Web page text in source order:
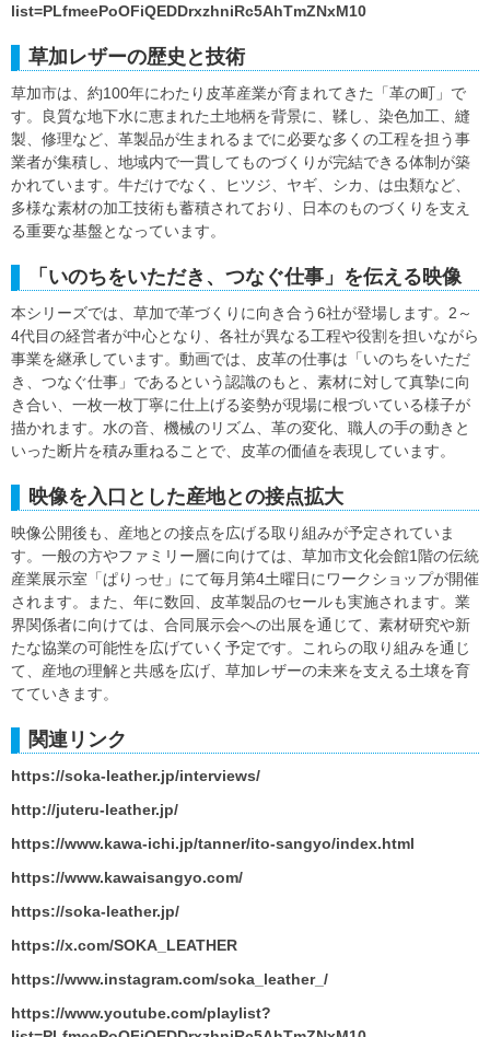
list=PLfmeePoOFiQEDDrxzhniRc5AhTmZNxM10
草加レザーの歴史と技術
草加市は、約100年にわたり皮革産業が育まれてきた「革の町」で
す。良質な地下水に恵まれた土地柄を背景に、鞣し、染色加工、縫
製、修理など、革製品が生まれるまでに必要な多くの工程を担う事
業者が集積し、地域内で一貫してものづくりが完結できる体制が築
かれています。牛だけでなく、ヒツジ、ヤギ、シカ、は虫類など、
多様な素材の加工技術も蓄積されており、日本のものづくりを支え
る重要な基盤となっています。
「いのちをいただき、つなぐ仕事」を伝える映像
本シリーズでは、草加で革づくりに向き合う6社が登場します。2～
4代目の経営者が中心となり、各社が異なる工程や役割を担いながら
事業を継承しています。動画では、皮革の仕事は「いのちをいただ
き、つなぐ仕事」であるという認識のもと、素材に対して真摯に向
き合い、一枚一枚丁寧に仕上げる姿勢が現場に根づいている様子が
描かれます。水の音、機械のリズム、革の変化、職人の手の動きと
いった断片を積み重ねることで、皮革の価値を表現しています。
映像を入口とした産地との接点拡大
映像公開後も、産地との接点を広げる取り組みが予定されていま
す。一般の方やファミリー層に向けては、草加市文化会館1階の伝統
産業展示室「ぱりっせ」にて毎月第4土曜日にワークショップが開催
されます。また、年に数回、皮革製品のセールも実施されます。業
界関係者に向けては、合同展示会への出展を通じて、素材研究や新
たな協業の可能性を広げていく予定です。これらの取り組みを通じ
て、産地の理解と共感を広げ、草加レザーの未来を支える土壌を育
てていきます。
関連リンク
https://soka-leather.jp/interviews/
http://juteru-leather.jp/
https://www.kawa-ichi.jp/tanner/ito-sangyo/index.html
https://www.kawaisangyo.com/
https://soka-leather.jp/
https://x.com/SOKA_LEATHER
https://www.instagram.com/soka_leather_/
https://www.youtube.com/playlist?